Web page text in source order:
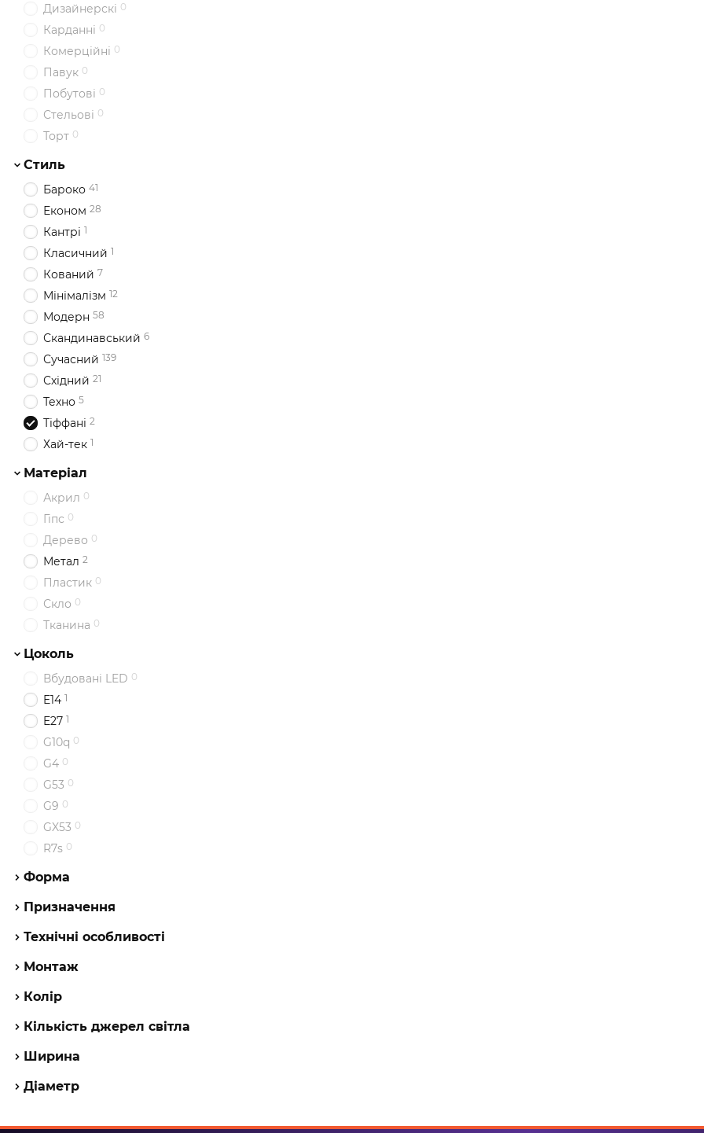
Дизайнерскі 0
Карданні 0
Комерційні 0
Павук 0
Побутові 0
Стельові 0
Торт 0
Стиль
Бароко 41
Економ 28
Кантрі 1
Класичний 1
Кований 7
Мінімалізм 12
Модерн 58
Скандинавський 6
Сучасний 139
Східний 21
Техно 5
Тіффані 2
Хай-тек 1
Матеріал
Акрил 0
Гіпс 0
Дерево 0
Метал 2
Пластик 0
Скло 0
Тканина 0
Цоколь
Вбудовані LED 0
E14 1
E27 1
G10q 0
G4 0
G53 0
G9 0
GX53 0
R7s 0
Форма
Призначення
Технічні особливості
Монтаж
Колір
Кількість джерел світла
Ширина
Діаметр